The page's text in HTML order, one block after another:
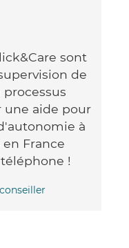
sont
de
une aide pour
à
France
!